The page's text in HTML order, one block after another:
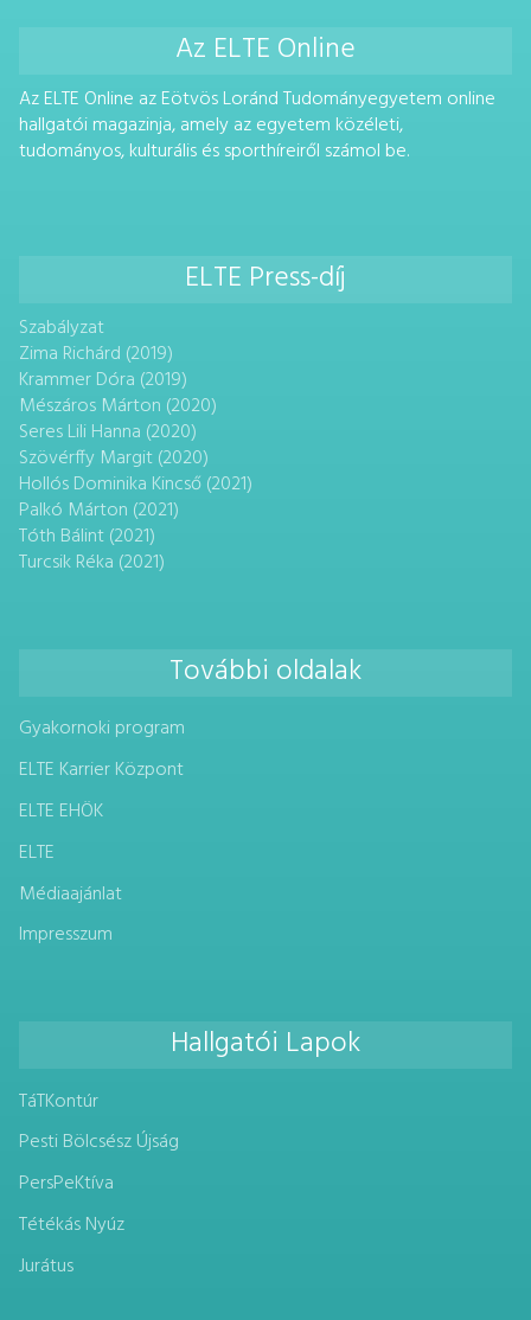
Az ELTE Online
Az ELTE Online az Eötvös Loránd Tudományegyetem online
hallgatói magazinja, amely az egyetem közéleti,
tudományos, kulturális és sporthíreiről számol be.
ELTE Press-díj
Szabályzat
Zima Richárd (2019)
Krammer Dóra (2019)
Mészáros Márton (2020)
Seres Lili Hanna (2020)
Szövérffy Margit (2020)
Hollós Dominika Kincső (2021)
Palkó Márton (2021)
Tóth Bálint (2021)
Turcsik Réka (2021)
További oldalak
Gyakornoki program
ELTE Karrier Központ
ELTE EHÖK
ELTE
Médiaajánlat
Impresszum
Hallgatói Lapok
TáTKontúr
Pesti Bölcsész Újság
PersPeKtíva
Tétékás Nyúz
Jurátus